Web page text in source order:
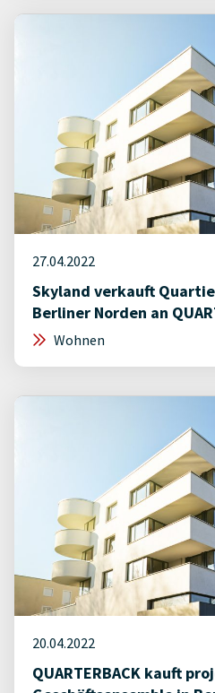
27.04.2022
Skyland verkauft
Berliner Norden an
Wohnen
20.04.2022
QUARTERBACK kauft